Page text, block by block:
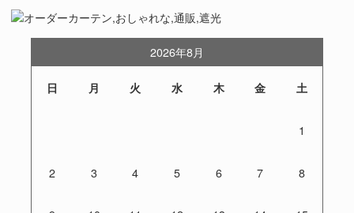
2026年8月
日 月 火 水 木 金 土
1
2 3 4 5 6 7 8